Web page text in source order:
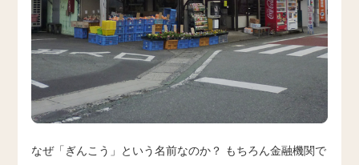
なぜ「ぎんこう」という名前なのか？ もちろん金融機関で